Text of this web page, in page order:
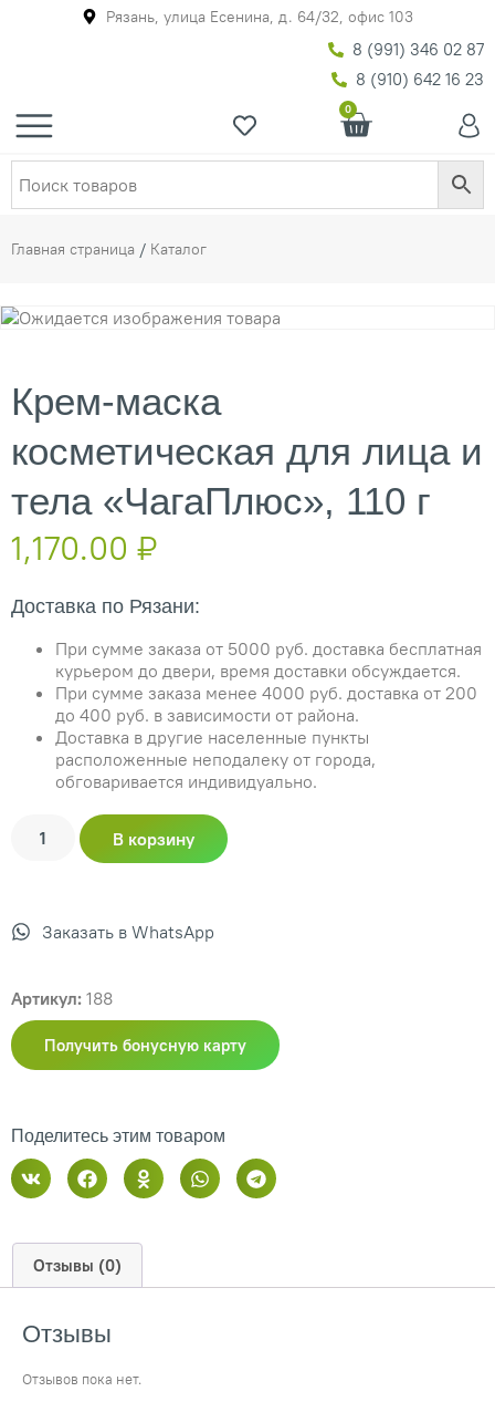
Рязань, улица Есенина, д. 64/32, офис 103
8 (991) 346 02 87
8 (910) 642 16 23
0
Главная страница / Каталог
Крем-маска
косметическая для лица и
тела «ЧагаПлюс», 110 г
1,170.00 ₽
Доставка по Рязани:
При сумме заказа от 5000 руб. доставка бесплатная
курьером до двери, время доставки обсуждается.
При сумме заказа менее 4000 руб. доставка от 200
до 400 руб. в зависимости от района.
Доставка в другие населенные пункты
расположенные неподалеку от города,
обговаривается индивидуально.
В корзину
Заказать в WhatsApp
Артикул: 188
Получить бонусную карту
Поделитесь этим товаром
Отзывы (0)
Отзывы
Отзывов пока нет.